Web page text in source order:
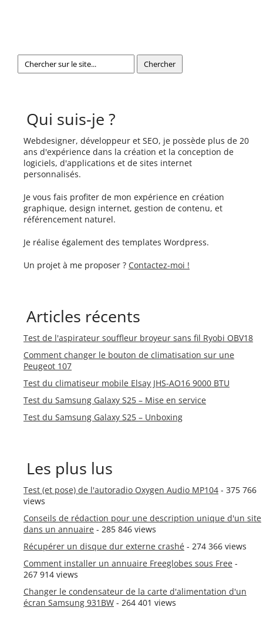
Qui suis-je ?
Webdesigner, développeur et SEO, je possède plus de 20
ans d'expérience dans la création et la conception de
logiciels, d'applications et de sites internet
personnalisés.
Je vous fais profiter de mon expérience en création
graphique, design internet, gestion de contenu, et
référencement naturel.
Je réalise également des templates Wordpress.
Un projet à me proposer ? Contactez-moi !
Articles récents
Test de l'aspirateur souffleur broyeur sans fil Ryobi OBV18
Comment changer le bouton de climatisation sur une
Peugeot 107
Test du climatiseur mobile Elsay JHS-AO16 9000 BTU
Test du Samsung Galaxy S25 – Mise en service
Test du Samsung Galaxy S25 – Unboxing
Les plus lus
Test (et pose) de l'autoradio Oxygen Audio MP104 - 375 766
views
Conseils de rédaction pour une description unique d'un site
dans un annuaire - 285 846 views
Récupérer un disque dur externe crashé - 274 366 views
Comment installer un annuaire Freeglobes sous Free -
267 914 views
Changer le condensateur de la carte d'alimentation d'un
écran Samsung 931BW - 264 401 views